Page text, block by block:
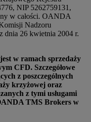
NIP 5262759131,
w całości. OANDA
Nadzoru
dnia 26 kwietnia 2004 r.
w ramach sprzedaży
CFD. Szczegółowe
z poszczególnych
krzyżowej oraz
z tymi usługami
TMS Brokers w